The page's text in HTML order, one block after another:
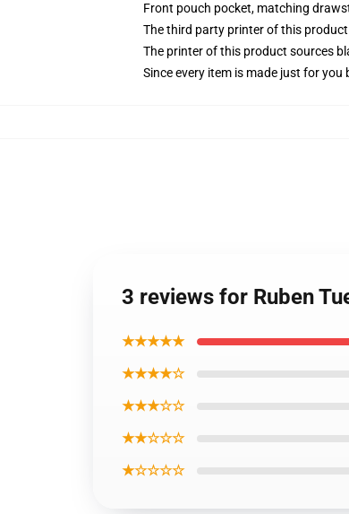
Front pouch pocket, matching
The third party printer of this
The printer of this product sources
Since every item is made just for
3 reviews for Ruben
★★★★★
★★★★☆
★★★☆☆
★★☆☆☆
★☆☆☆☆